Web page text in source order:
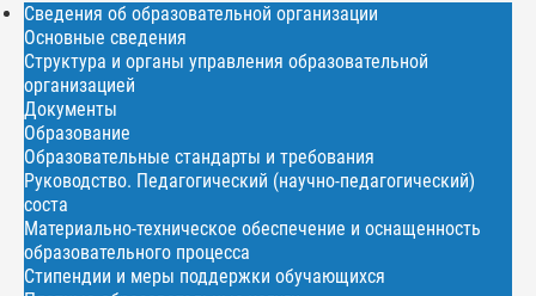
Сведения об образовательной организации
Основные сведения
Структура и органы управления образовательной
организацией
Документы
Образование
Образовательные стандарты и требования
Руководство. Педагогический (научно-педагогический)
соста
Материально-техническое обеспечение и оснащенность
образовательного процесса
Стипендии и меры поддержки обучающихся